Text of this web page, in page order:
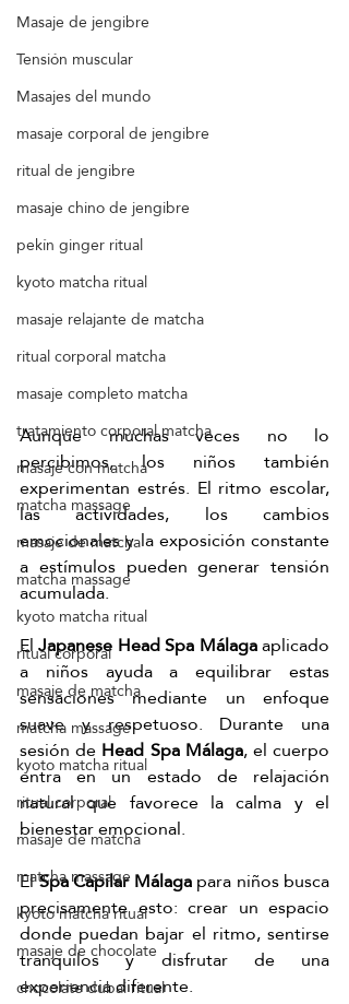
Masaje de jengibre
Tensión muscular
Masajes del mundo
masaje corporal de jengibre
ritual de jengibre
masaje chino de jengibre
pekín ginger ritual
kyoto matcha ritual
masaje relajante de matcha
ritual corporal matcha
masaje completo matcha
tratamiento corporal matcha
masaje con matcha
matcha massage
masaje de matcha
matcha massage
kyoto matcha ritual
ritual corporal
masaje de matcha
matcha massage
kyoto matcha ritual
ritual corporal
masaje de matcha
matcha massage
kyoto matcha ritual
masaje de chocolate
chocolate dubai ritual
Aunque muchas veces no lo
percibimos, los niños también
experimentan estrés. El ritmo escolar,
las actividades, los cambios
emocionales y la exposición constante
a estímulos pueden generar tensión
acumulada.
El Japanese Head Spa Málaga aplicado
a niños ayuda a equilibrar estas
sensaciones mediante un enfoque
suave y respetuoso. Durante una
sesión de Head Spa Málaga, el cuerpo
entra en un estado de relajación
natural que favorece la calma y el
bienestar emocional.
El Spa Capilar Málaga para niños busca
precisamente esto: crear un espacio
donde puedan bajar el ritmo, sentirse
tranquilos y disfrutar de una
experiencia diferente.